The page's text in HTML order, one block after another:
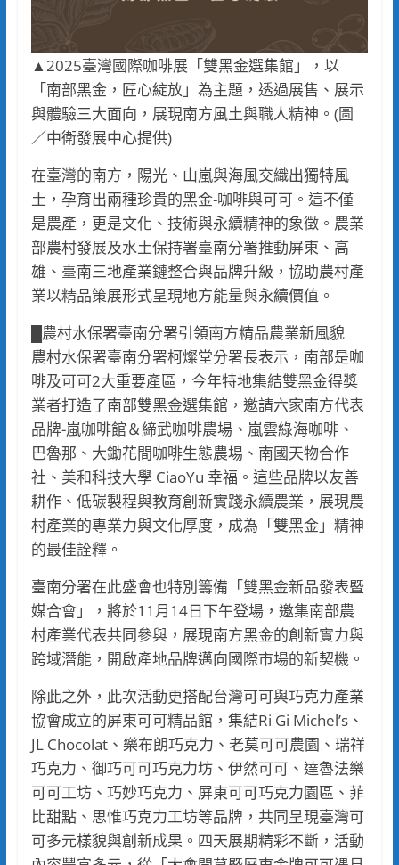
▲2025臺灣國際咖啡展「雙黑金選集館」，以
「南部黑金，匠心綻放」為主題，透過展售、展示
與體驗三大面向，展現南方風土與職人精神。(圖
／中衛發展中心提供)
在臺灣的南方，陽光、山嵐與海風交織出獨特風
土，孕育出兩種珍貴的黑金-咖啡與可可。這不僅
是農產，更是文化、技術與永續精神的象徵。農業
部農村發展及水土保持署臺南分署推動屏東、高
雄、臺南三地產業鏈整合與品牌升級，協助農村產
業以精品策展形式呈現地方能量與永續價值。
█農村水保署臺南分署引領南方精品農業新風貌
農村水保署臺南分署柯燦堂分署長表示，南部是咖
啡及可可2大重要產區，今年特地集結雙黑金得獎
業者打造了南部雙黑金選集館，邀請六家南方代表
品牌-嵐咖啡館＆締武咖啡農場、嵐雲綠海咖啡、
巴魯那、大鋤花間咖啡生態農場、南國天物合作
社、美和科技大學 CiaoYu 幸福。這些品牌以友善
耕作、低碳製程與教育創新實踐永續農業，展現農
村產業的專業力與文化厚度，成為「雙黑金」精神
的最佳詮釋。
臺南分署在此盛會也特別籌備「雙黑金新品發表暨
媒合會」，將於11月14日下午登場，邀集南部農
村產業代表共同參與，展現南方黑金的創新實力與
跨域潛能，開啟產地品牌邁向國際市場的新契機。
除此之外，此次活動更搭配台灣可可與巧克力產業
協會成立的屏東可可精品館，集結Ri Gi Michel’s、
JL Chocolat、樂布朗巧克力、老莫可可農園、瑞祥
巧克力、御巧可可巧克力坊、伊然可可、達魯法樂
可可工坊、巧妙巧克力、屏東可可巧克力園區、菲
比甜點、思惟巧克力工坊等品牌，共同呈現臺灣可
可多元樣貌與創新成果。四天展期精彩不斷，活動